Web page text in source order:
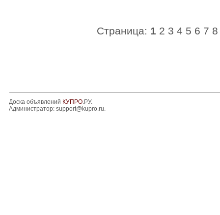
Страница: 1 2 3 4 5 6 7 8
Доска объявлений КУПРО.РУ.
Администратор: support@kupro.ru.